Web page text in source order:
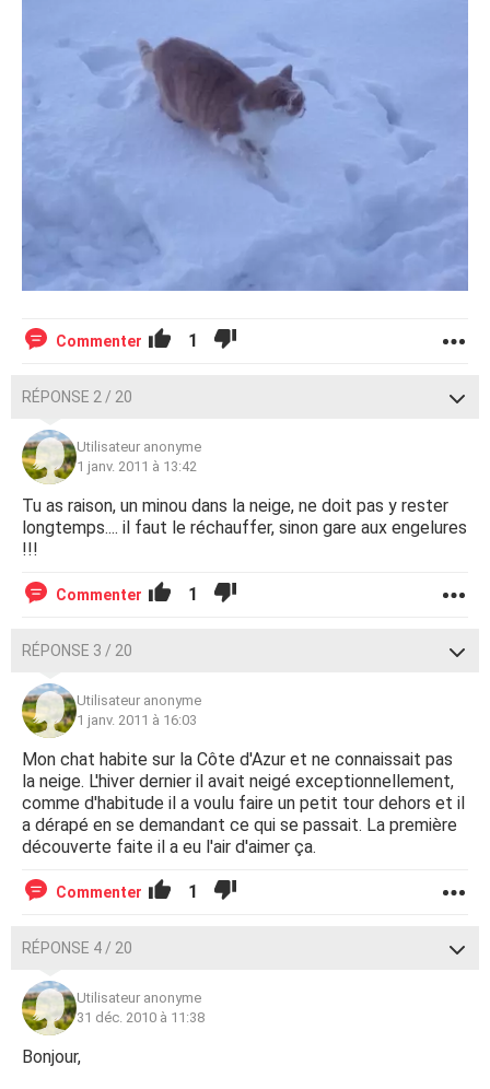
Commenter 1
RÉPONSE 2 / 20
Utilisateur anonyme
1 janv. 2011 à 13:42
Tu as raison, un minou dans la neige, ne doit pas y rester
longtemps.... il faut le réchauffer, sinon gare aux engelures
!!!
Commenter 1
RÉPONSE 3 / 20
Utilisateur anonyme
1 janv. 2011 à 16:03
Mon chat habite sur la Côte d'Azur et ne connaissait pas
la neige. L'hiver dernier il avait neigé exceptionnellement,
comme d'habitude il a voulu faire un petit tour dehors et il
a dérapé en se demandant ce qui se passait. La première
découverte faite il a eu l'air d'aimer ça.
Commenter 1
RÉPONSE 4 / 20
Utilisateur anonyme
31 déc. 2010 à 11:38
Bonjour,